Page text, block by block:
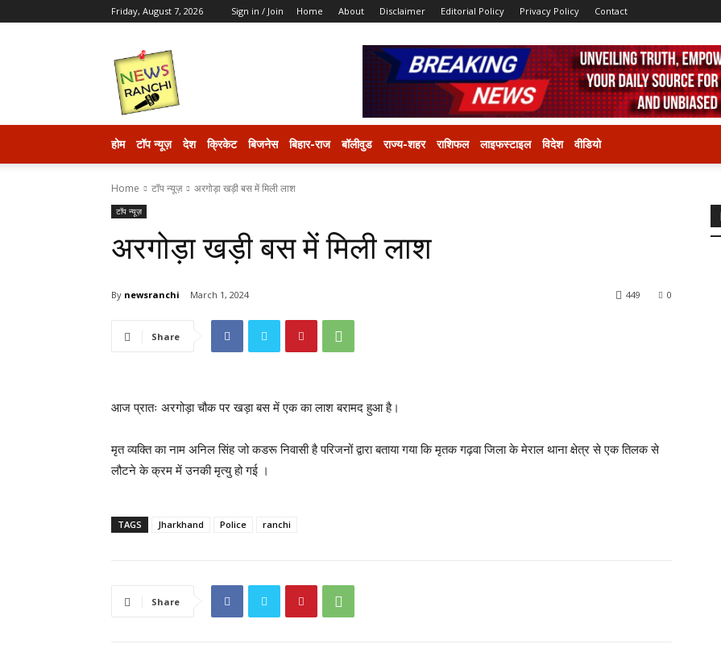
Friday, August 7, 2026 Sign in / Join Home About Disclaimer Editorial Policy Privacy Policy Contact
होम टॉप न्यूज़ देश क्रिकेट बिजनेस बिहार-राज बॉलीवुड राज्य-शहर राशिफल लाइफस्टाइल विदेश वीडियो
Home टॉप न्यूज़ अरगोड़ा खड़ी बस में मिली लाश
टॉप न्यूज़
अरगोड़ा खड़ी बस में मिली लाश
By newsranchi March 1, 2024 0
449
Share
आज प्रातः अरगोड़ा चौक पर खड़ा बस में एक का लाश बरामद हुआ है।
मृत व्यक्ति का नाम अनिल सिंह जो कडरू निवासी है परिजनों द्वारा बताया गया कि मृतक गढ़वा जिला के मेराल थाना क्षेत्र से एक तिलक से
लौटने के क्रम में उनकी मृत्यु हो गई ।
TAGS Jharkhand Police ranchi
Share